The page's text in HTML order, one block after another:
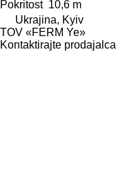
Pokritost 10,6 m
Ukrajina, Kyiv
TOV «FERM Ye»
Kontaktirajte prodajalca